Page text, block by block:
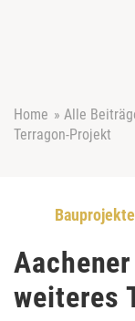
Home » Alle
Terragon-Projekt
Bauprojekte
weiteres